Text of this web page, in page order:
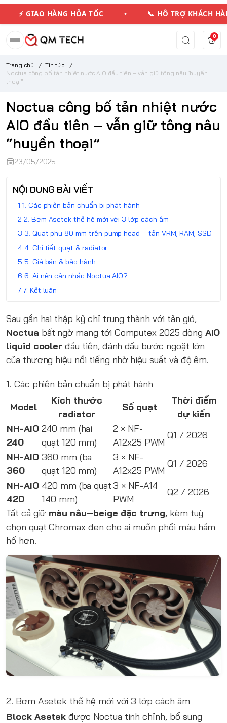
⚡ GIAO HÀNG HỎA TỐC • 📞 HỖ TRỢ
0
Trang chủ / Tin tức
/
Noctua công bố tản nhiệt nước AIO đầu tiên – vẫn giữ tông nâu “huyền
thoại”
Noctua công bố tản nhiệt nước
AIO đầu tiên – vẫn giữ tông nâu
“huyền thoại”
23/05/2025
NỘI DUNG BÀI VIẾT
1. Các phiên bản chuẩn bị phát hành
2. Bơm Asetek thế hệ mới với 3 lớp cách âm
3. Quạt phụ 80 mm trên pump head – tản VRM, RAM, SSD
4. Chi tiết quạt & radiator
5. Giá bán & bảo hành
6. Ai nên cân nhắc Noctua AIO?
7. Kết luận
Sau gần hai thập kỷ chỉ trung thành với tản gió,
Noctua bất ngờ mang tới Computex 2025 dòng AIO
liquid cooler đầu tiên, đánh dấu bước ngoặt lớn
của thương hiệu nổi tiếng nhờ hiệu suất và độ êm.
1. Các phiên bản chuẩn bị phát hành
Model
Kích thước
radiator
Số quạt
Thời điểm
dự kiến
NH-AIO
240
240 mm (hai
quạt 120 mm)
2 × NF-
A12x25 PWM
Q1 / 2026
NH-AIO
360
360 mm (ba
quạt 120 mm)
3 × NF-
A12x25 PWM
Q1 / 2026
NH-AIO
420
420 mm (ba quạt
140 mm)
3 × NF-A14
PWM
Q2 / 2026
Tất cả giữ màu nâu–beige đặc trưng, kèm tuỳ
chọn quạt Chromax đen cho ai muốn phối màu hầm
hố hơn.
2. Bơm Asetek thế hệ mới với 3 lớp cách âm
Block Asetek được Noctua tinh chỉnh, bổ sung